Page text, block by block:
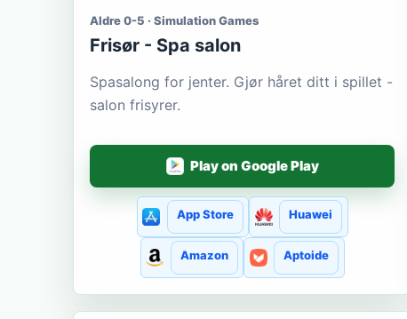
Aldre 0-5 · Simulation Games
Frisør - Spa salon
Spasalong for jenter. Gjør håret ditt i spillet -
salon frisyrer.
Play on Google Play
App Store Huawei
Amazon Aptoide